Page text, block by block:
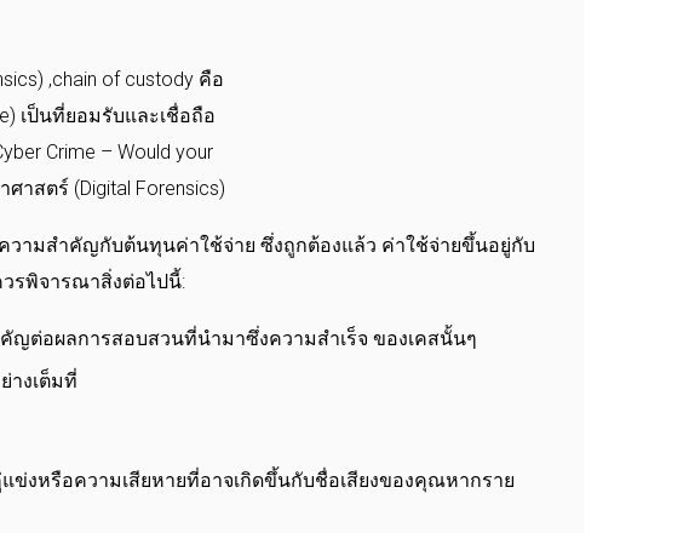
วามสำคัญกับต้นทุนค่าใช้จ่าย ซึ่งถูกต้องแล้ว ค่าใช้จ่ายขึ้นอยู่กับ
รพิจารณาสิ่งต่อไปนี้:
ต่อผลการสอบสวนที่นำมาซึ่งความสำเร็จ ของเคสนั้นๆ
างเต็มที่
งหรือความเสียหายที่อาจเกิดขึ้นกับชื่อเสียงของคุณหากราย